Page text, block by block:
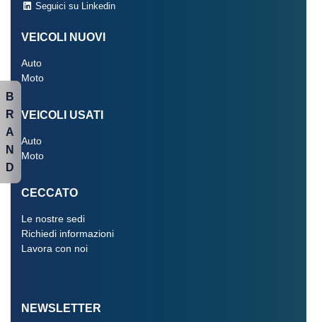
Seguici su Linkedin
VEICOLI NUOVI
Auto
Moto
VEICOLI USATI
Auto
Moto
CECCATO
Le nostre sedi
Richiedi informazioni
Lavora con noi
NEWSLETTER
B
R
A
N
D